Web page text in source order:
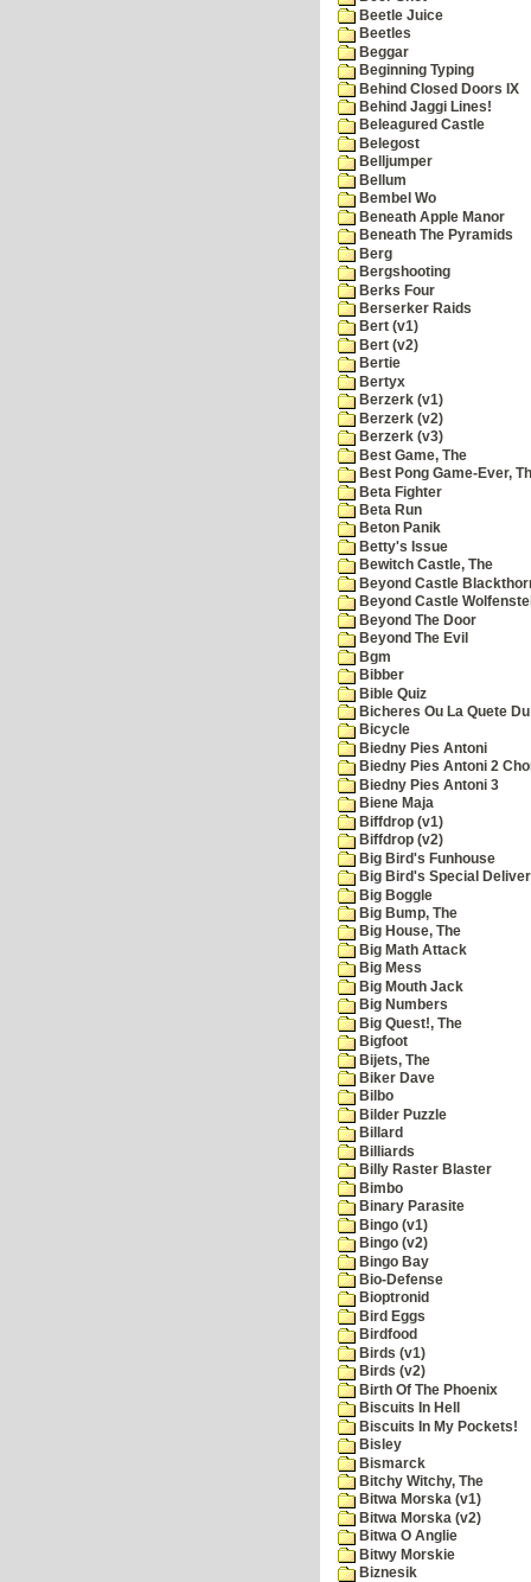
Beetle Juice
Beetles
Beggar
Beginning Typing
Behind Closed Doors IX
Behind Jaggi Lines!
Beleagured Castle
Belegost
Belljumper
Bellum
Bembel Wo
Beneath Apple Manor
Beneath The Pyramids
Berg
Bergshooting
Berks Four
Berserker Raids
Bert (v1)
Bert (v2)
Bertie
Bertyx
Berzerk (v1)
Berzerk (v2)
Berzerk (v3)
Best Game, The
Best Pong Game-Ever,
Beta Fighter
Beta Run
Beton Panik
Betty's Issue
Bewitch Castle, The
Beyond Castle
Beyond Castle
Beyond The Door
Beyond The Evil
Bgm
Bibber
Bible Quiz
Bicheres Ou La Quete
Bicycle
Biedny Pies Antoni
Biedny Pies Antoni 2
Biedny Pies Antoni 3
Biene Maja
Biffdrop (v1)
Biffdrop (v2)
Big Bird's Funhouse
Big Bird's Special
Big Boggle
Big Bump, The
Big House, The
Big Math Attack
Big Mess
Big Mouth Jack
Big Numbers
Big Quest!, The
Bigfoot
Bijets, The
Biker Dave
Bilbo
Bilder Puzzle
Billard
Billiards
Billy Raster Blaster
Bimbo
Binary Parasite
Bingo (v1)
Bingo (v2)
Bingo Bay
Bio-Defense
Bioptronid
Bird Eggs
Birdfood
Birds (v1)
Birds (v2)
Birth Of The Phoenix
Biscuits In Hell
Biscuits In My Pockets!
Bisley
Bismarck
Bitchy Witchy, The
Bitwa Morska (v1)
Bitwa Morska (v2)
Bitwa O Anglie
Bitwy Morskie
Biznesik